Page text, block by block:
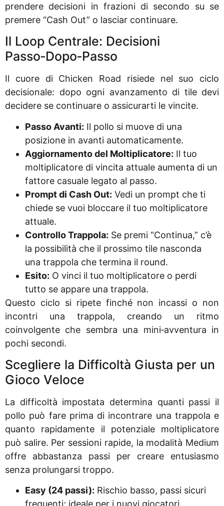
prendere decisioni in frazioni di secondo su se
premere “Cash Out” o lasciar continuare.
Il Loop Centrale: Decisioni
Passo‑Dopo‑Passo
Il cuore di Chicken Road risiede nel suo ciclo
decisionale: dopo ogni avanzamento di tile devi
decidere se continuare o assicurarti le vincite.
Passo Avanti: Il pollo si muove di una
posizione in avanti automaticamente.
Aggiornamento del Moltiplicatore: Il tuo
moltiplicatore di vincita attuale aumenta di un
fattore casuale legato al passo.
Prompt di Cash Out: Vedi un prompt che ti
chiede se vuoi bloccare il tuo moltiplicatore
attuale.
Controllo Trappola: Se premi “Continua,” c’è
la possibilità che il prossimo tile nasconda
una trappola che termina il round.
Esito: O vinci il tuo moltiplicatore o perdi
tutto se appare una trappola.
Questo ciclo si ripete finché non incassi o non
incontri una trappola, creando un ritmo
coinvolgente che sembra una mini‑avventura in
pochi secondi.
Scegliere la Difficoltà Giusta per un
Gioco Veloce
La difficoltà impostata determina quanti passi il
pollo può fare prima di incontrare una trappola e
quanto rapidamente il potenziale moltiplicatore
può salire. Per sessioni rapide, la modalità Medium
offre abbastanza passi per creare entusiasmo
senza prolungarsi troppo.
Easy (24 passi): Rischio basso, passi sicuri